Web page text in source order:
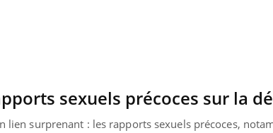
sexuels précoces sur la
lien surprenant : les rapports sexuels précoces,